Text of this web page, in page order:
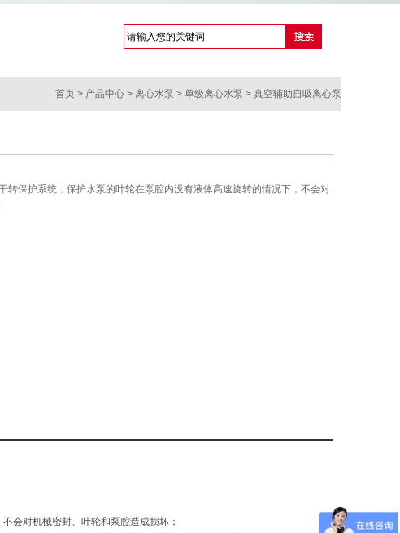
首页 > 产品中心 > 离心水泵 > 单级离心水泵 > 真空辅助自吸离心泵
转保护系统，保护水泵的叶轮在泵腔内没有液体高速旋转的情况下，不会对
会对机械密封、叶轮和泵腔造成损坏；